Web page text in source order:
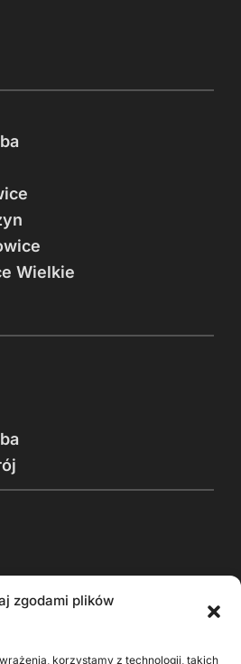
zgodami plików
korzystamy z technologii, takich
Wielkie